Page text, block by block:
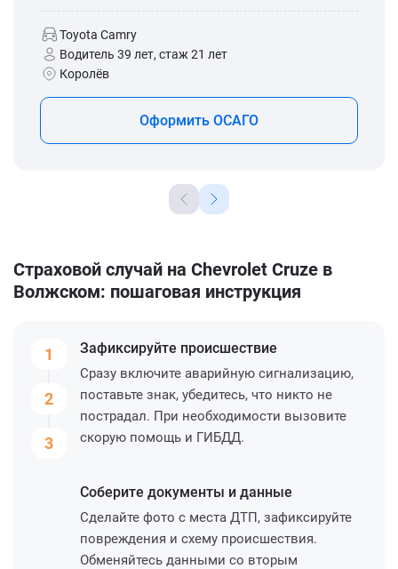
Toyota Camry
Водитель 39 лет, стаж 21 лет
Королёв
Оформить ОСАГО
Страховой случай на Chevrolet Cruze в
Волжском: пошаговая инструкция
1
2
3
Зафиксируйте происшествие
Сразу включите аварийную сигнализацию,
поставьте знак, убедитесь, что никто не
пострадал. При необходимости вызовите
скорую помощь и ГИБДД.
Соберите документы и данные
Сделайте фото с места ДТП, зафиксируйте
повреждения и схему происшествия.
Обменяйтесь данными со вторым